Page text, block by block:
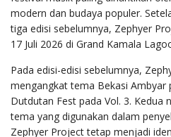
modern dan budaya populer.
tiga edisi sebelumnya, Zephyer
17 Juli 2026 di Grand Kamala
Pada edisi-edisi sebelumnya,
mengangkat tema Bekasi Ambyar
Dutdutan Fest pada Vol. 3. Kedua
tema yang digunakan dalam
Zephyer Project tetap menjadi